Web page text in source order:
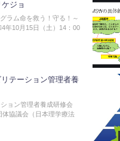
ジョ
ラム命を救う！守る！～
年10月15日（土）14：00
テーション管理者養
ョン管理者養成研修会
協議会（日本理学療法